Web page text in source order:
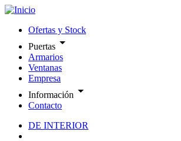
Ofertas y Stock
Puertas arrow_drop_down
Armarios
Ventanas
Empresa
Información arrow_drop_down
Contacto
DE INTERIOR